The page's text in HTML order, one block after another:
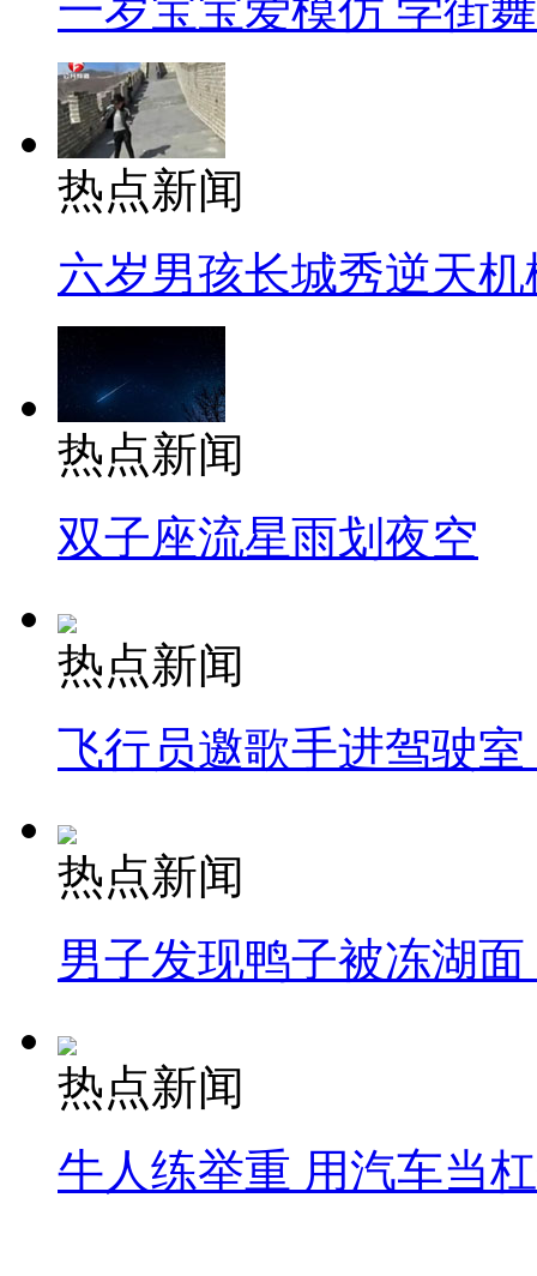
热点新闻
六岁男孩长城秀逆天机
热点新闻
双子座流星雨划夜空
热点新闻
飞行员邀歌手进驾驶
热点新闻
男子发现鸭子被冻湖
热点新闻
牛人练举重 用汽车当